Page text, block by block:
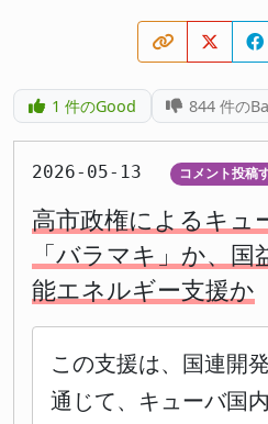
1 件のGood 844 件の
2026-05-13 コメント投稿
高市政権によるキュ
「バラマキ」か、
能エネルギー支援か
この支援は、国連開
通じて、キューバ国